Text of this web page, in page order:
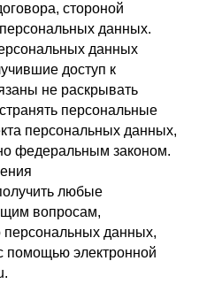
стороной
персональных данных.
данных
доступ к
не раскрывать
персональные
персональных данных,
федеральным законом.
любые
вопросам,
персональных данных,
помощью электронной